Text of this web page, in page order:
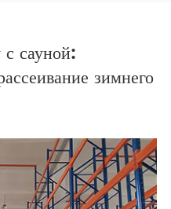
сауной:
зимнего